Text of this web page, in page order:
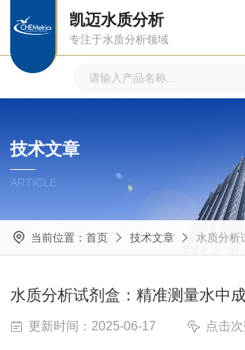
凯迈水质分析
专注于水质分析领域
技术文章
ARTICLE
当前位置： 首页 技术文章 水质分析试
水质分析试剂盒：精准测量水中
更新时间：2025-06-17 点击